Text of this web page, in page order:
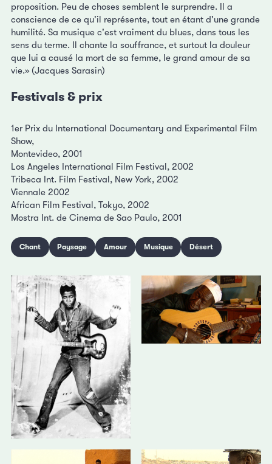
proposition. Peu de choses semblent le surprendre. Il a
conscience de ce qu'il représente, tout en étant d'une grande
humilité. Sa musique c'est vraiment du blues, dans tous les
sens du terme. Il chante la souffrance, et surtout la douleur
que lui a causé la mort de sa femme, le grand amour de sa
vie.» (Jacques Sarasin)
Festivals & prix
1er Prix du International Documentary and Experimental Film
Show,
Montevideo, 2001
Los Angeles International Film Festival, 2002
Tribeca Int. Film Festival, New York, 2002
Viennale 2002
African Film Festival, Tokyo, 2002
Mostra Int. de Cinema de Sao Paulo, 2001
Chant Paysage Amour Musique Désert